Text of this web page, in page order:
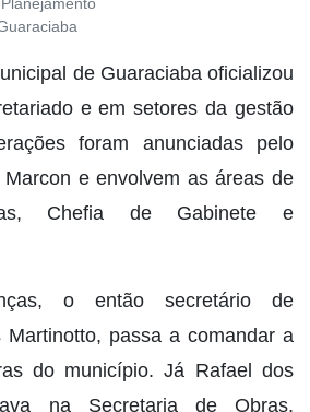
de Guaraciaba oficializou
e em setores da gestão
foram anunciadas pelo
e envolvem as áreas de
Chefia de Gabinete e
o então secretário de
Martinotto, passa a comandar a
do município. Já Rafael dos
na Secretaria de Obras,